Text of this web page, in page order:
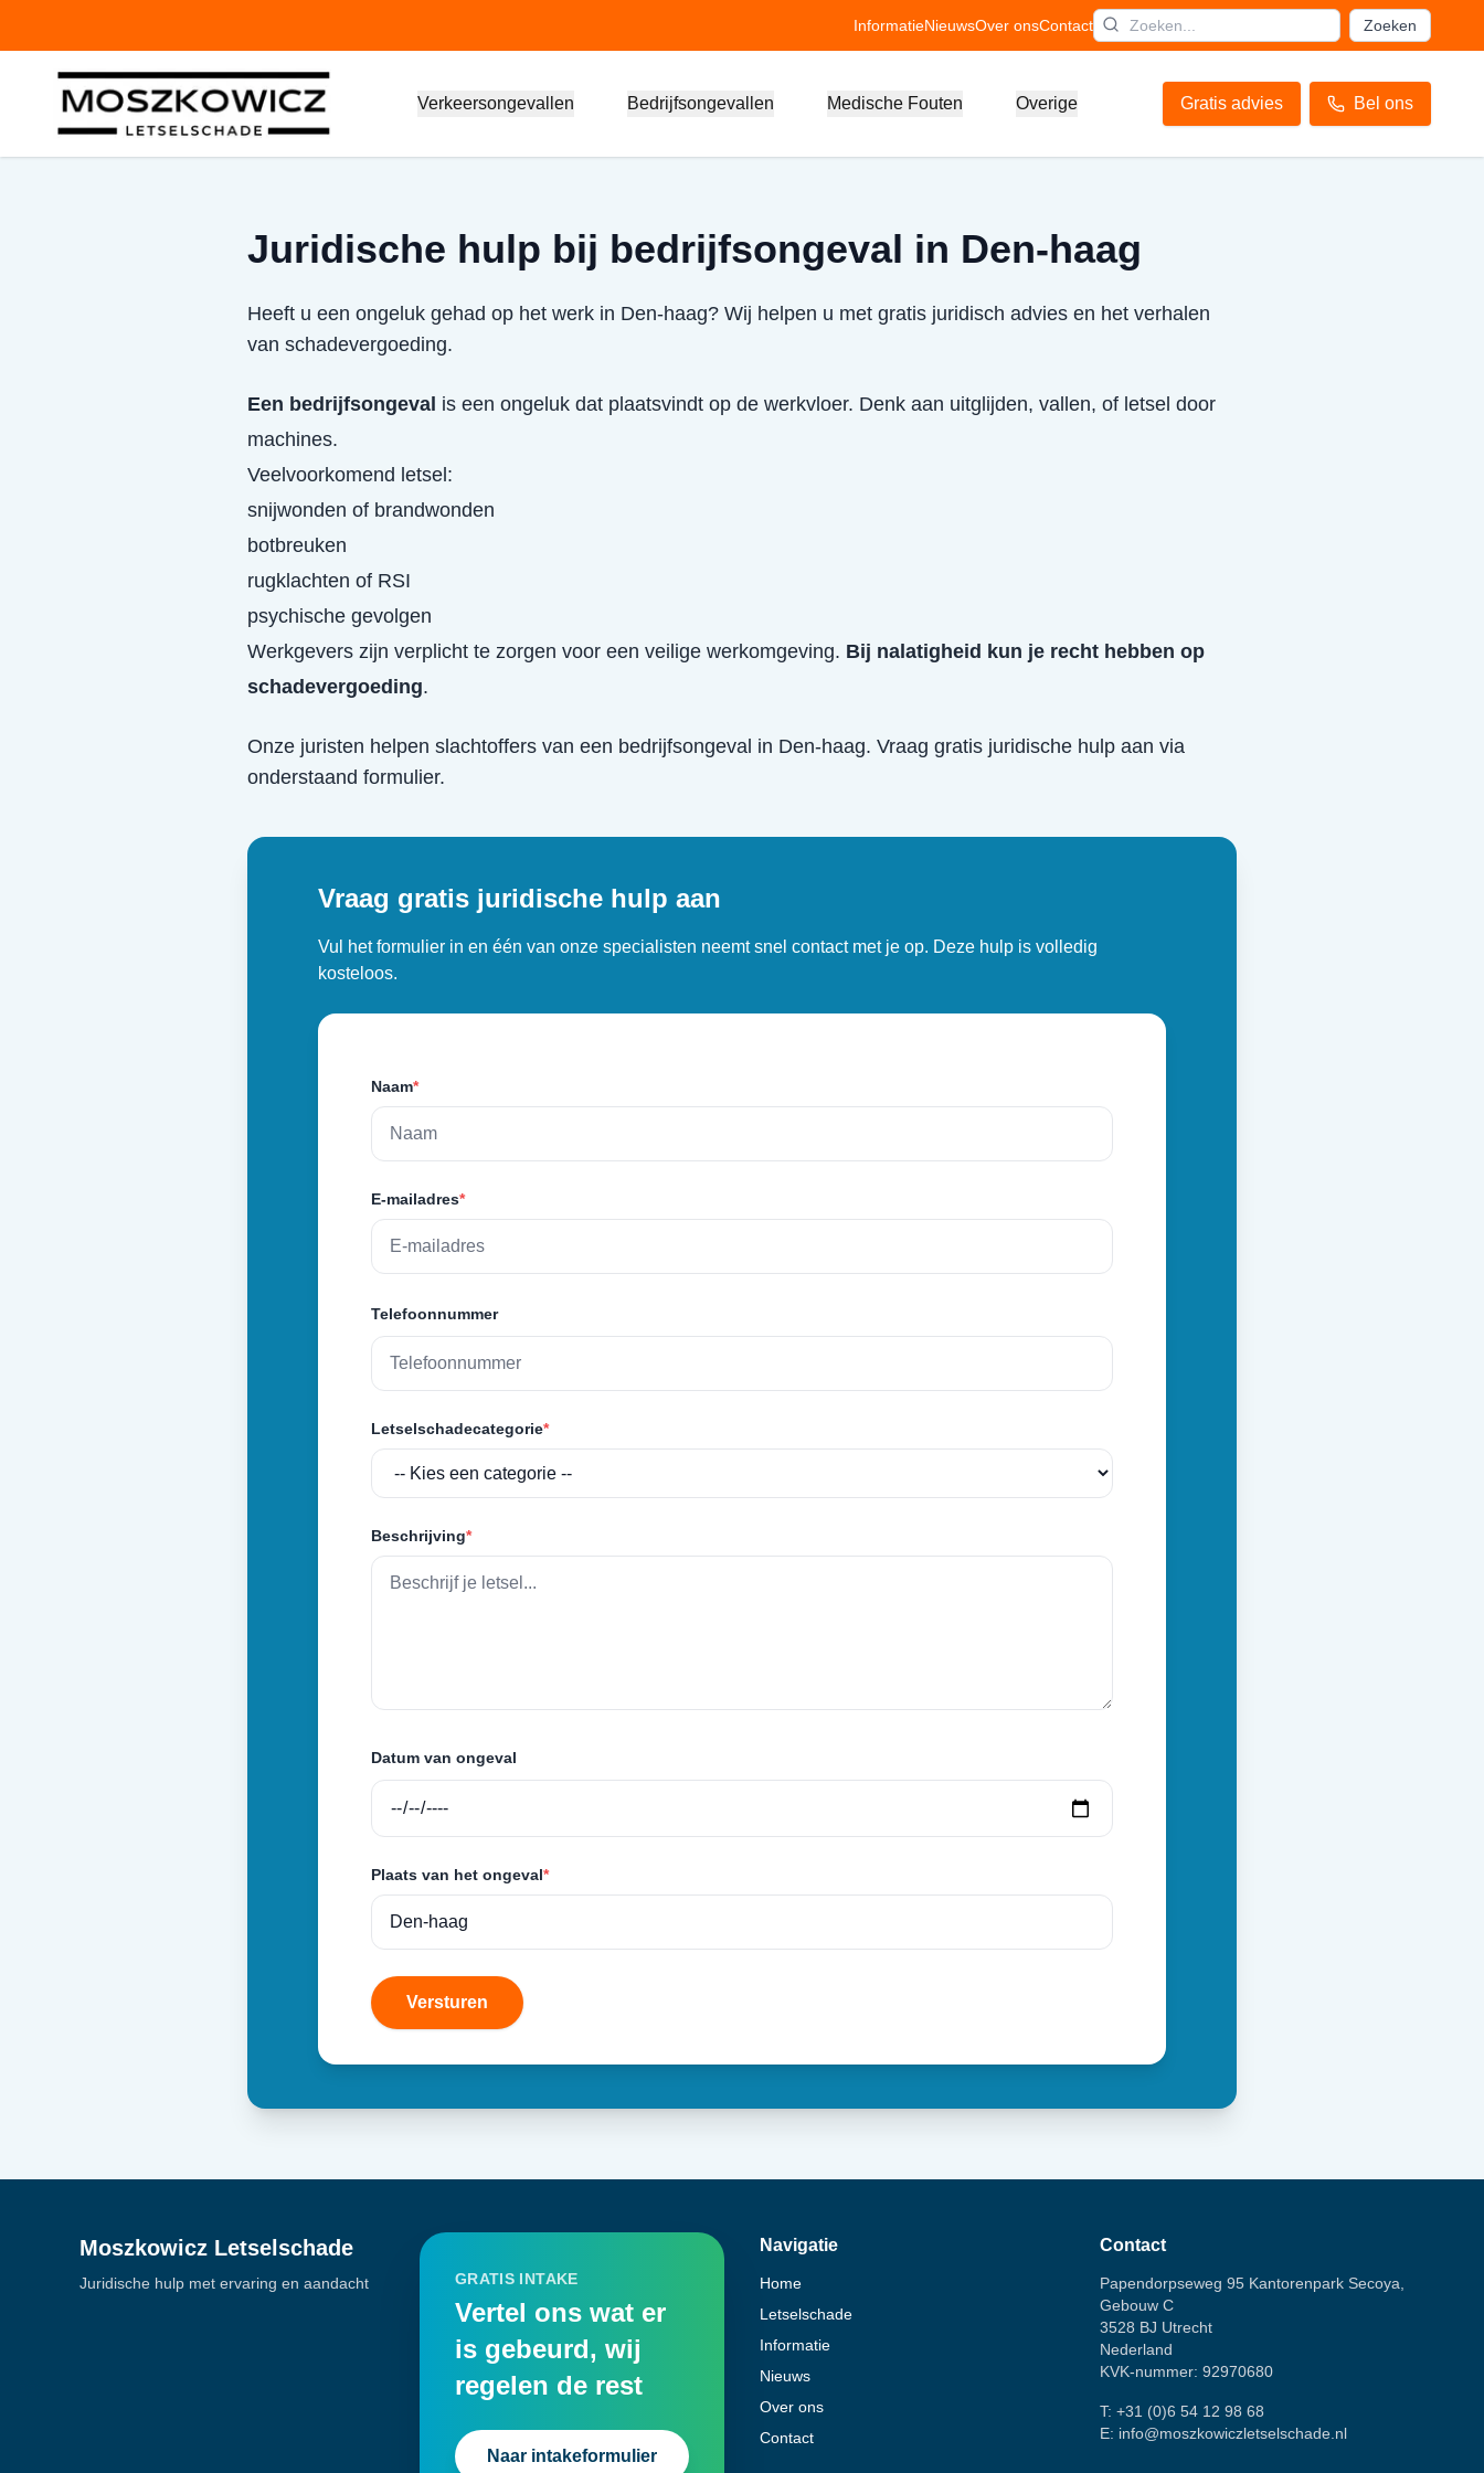
InformatieNieuwsOver onsContact Zoeken
Verkeersongevallen Bedrijfsongevallen Medische Fouten Overige Gratis advies Bel ons
Juridische hulp bij bedrijfsongeval in Den-haag
Heeft u een ongeluk gehad op het werk in Den-haag? Wij helpen u met gratis juridisch advies en het verhalen
van schadevergoeding.
Een bedrijfsongeval is een ongeluk dat plaatsvindt op de werkvloer. Denk aan uitglijden, vallen, of letsel door
machines.
Veelvoorkomend letsel:
snijwonden of brandwonden
botbreuken
rugklachten of RSI
psychische gevolgen
Werkgevers zijn verplicht te zorgen voor een veilige werkomgeving. Bij nalatigheid kun je recht hebben op
schadevergoeding.
Onze juristen helpen slachtoffers van een bedrijfsongeval in Den-haag. Vraag gratis juridische hulp aan via
onderstaand formulier.
Vraag gratis juridische hulp aan
Vul het formulier in en één van onze specialisten neemt snel contact met je op. Deze hulp is volledig
kosteloos.
Naam*
E-mailadres*
Telefoonnummer
Letselschadecategorie*
Beschrijving*
Datum van ongeval
Plaats van het ongeval*
Versturen
Moszkowicz Letselschade
Juridische hulp met ervaring en aandacht GRATIS INTAKE
Vertel ons wat er
is gebeurd, wij
regelen de rest
Naar intakeformulier
Navigatie
Home
Letselschade
Informatie
Nieuws
Over ons
Contact
Contact
Papendorpseweg 95 Kantorenpark Secoya,
Gebouw C
3528 BJ Utrecht
Nederland
KVK-nummer: 92970680
T: +31 (0)6 54 12 98 68
E: info@moszkowiczletselschade.nl